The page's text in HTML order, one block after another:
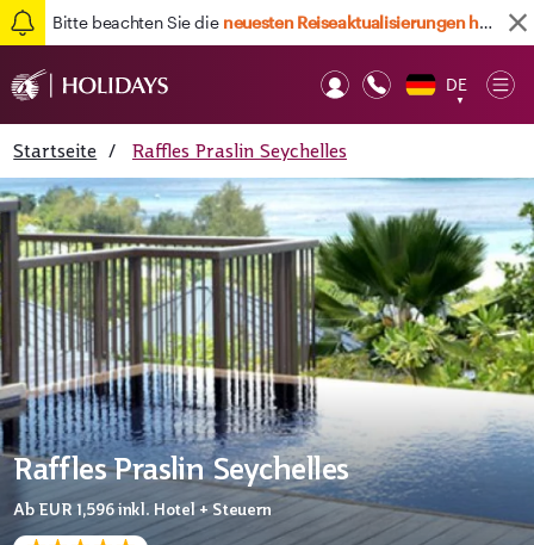
Bitte beachten Sie die neuesten Reiseaktualisierungen hier
DE
▼
Startseite / Raffles Praslin Seychelles
Raffles Praslin Seychelles
AbEUR 1,596inkl. Hotel + Steuern